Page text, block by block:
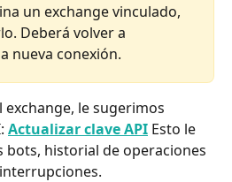
un exchange vinculado,
Deberá volver a
nueva conexión.
le sugerimos
Actualizar clave API Esto le
bots, historial de operaciones